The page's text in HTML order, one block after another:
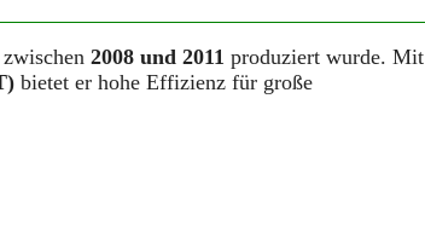
2008 und 2011 produziert wurde. Mit
bietet er hohe Effizienz für große